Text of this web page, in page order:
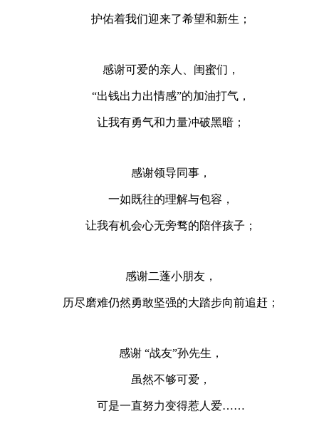
护佑着我们迎来了希望和新生；
感谢可爱的亲人、闺蜜们，
“出钱出力出情感”的加油打气，
让我有勇气和力量冲破黑暗；
感谢领导同事，
一如既往的理解与包容，
让我有机会心无旁骛的陪伴孩子；
感谢二蓬小朋友，
历尽磨难仍然勇敢坚强的大踏步向前追赶；
感谢 “战友”孙先生，
虽然不够可爱，
可是一直努力变得惹人爱……